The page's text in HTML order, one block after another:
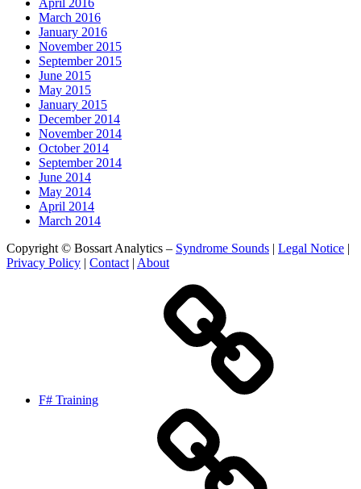
March 2016
January 2016
November 2015
September 2015
June 2015
May 2015
January 2015
December 2014
November 2014
October 2014
September 2014
June 2014
May 2014
April 2014
March 2014
Copyright © Bossart Analytics – Syndrome Sounds | Legal Notice |
Privacy Policy | Contact | About
F# Training